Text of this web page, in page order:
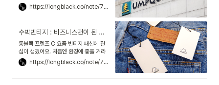
로! 은행과 협업했던데 매달 편의점 포인
트를 준대. 요즘 금융 서비스가 점점 유연
https://longblack.co/note/708
수박빈티지 : 비즈니스맨이 된 목사, 브랜딩에 뻘짓을 더하다
롱블랙 프렌즈 C 요즘 빈티지 패션에 관
심이 생겼어요. 처음엔 환경에 좋을 거라
고 생각해서 입었죠. 한 옷을 오래도록 입
는 데 동참하는 거니까요. 입다 보니 편하
https://longblack.co/note/710